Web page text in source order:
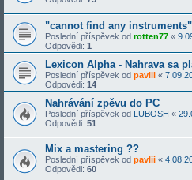
"cannot find any
Poslední příspěvek od rotten77 «
Odpovědi: 1
Lexicon Alpha - Nahrava sa
Poslední příspěvek od pavlii «
Odpovědi: 14
Nahrávání zpěvu do PC
Poslední příspěvek od LUBOSH «
Odpovědi: 51
Mix a mastering ??
Poslední příspěvek od pavlii «
Odpovědi: 60